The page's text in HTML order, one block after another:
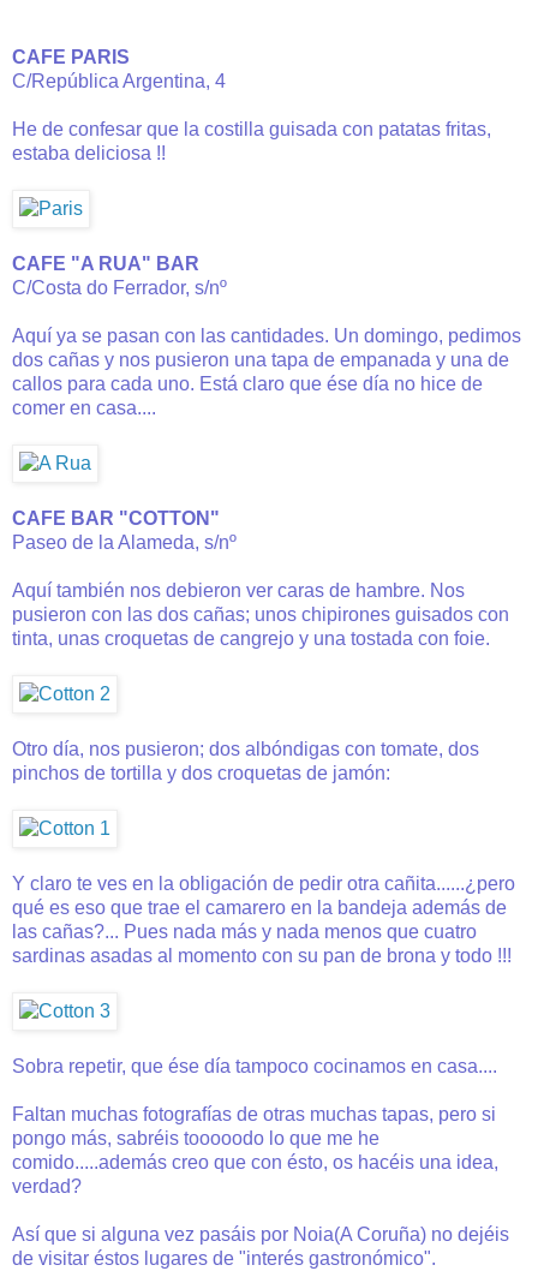
CAFE PARIS
C/República Argentina, 4
He de confesar que la costilla guisada con patatas fritas,
estaba deliciosa !!
CAFE "A RUA" BAR
C/Costa do Ferrador, s/nº
Aquí ya se pasan con las cantidades. Un domingo, pedimos
dos cañas y nos pusieron una tapa de empanada y una de
callos para cada uno. Está claro que ése día no hice de
comer en casa....
CAFE BAR "COTTON"
Paseo de la Alameda, s/nº
Aquí también nos debieron ver caras de hambre. Nos
pusieron con las dos cañas; unos chipirones guisados con
tinta, unas croquetas de cangrejo y una tostada con foie.
Otro día, nos pusieron; dos albóndigas con tomate, dos
pinchos de tortilla y dos croquetas de jamón:
Y claro te ves en la obligación de pedir otra cañita......¿pero
qué es eso que trae el camarero en la bandeja además de
las cañas?... Pues nada más y nada menos que cuatro
sardinas asadas al momento con su pan de brona y todo !!!
Sobra repetir, que ése día tampoco cocinamos en casa....
Faltan muchas fotografías de otras muchas tapas, pero si
pongo más, sabréis tooooodo lo que me he
comido.....además creo que con ésto, os hacéis una idea,
verdad?
Así que si alguna vez pasáis por Noia(A Coruña) no dejéis
de visitar éstos lugares de "interés gastronómico".